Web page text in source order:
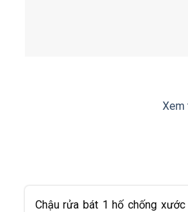
Xem
Chậu rửa bát 1 hố chống